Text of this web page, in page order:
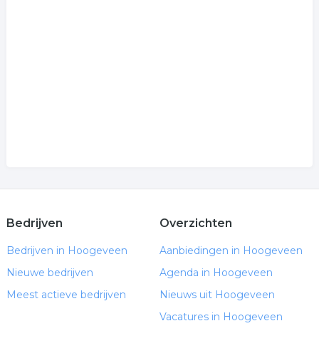
Bedrijven
Bedrijven in Hoogeveen
Nieuwe bedrijven
Meest actieve bedrijven
Overzichten
Aanbiedingen in Hoogeveen
Agenda in Hoogeveen
Nieuws uit Hoogeveen
Vacatures in Hoogeveen